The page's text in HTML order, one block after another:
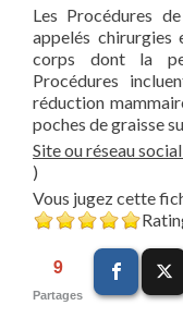
Les Procédures
appelés chirurgies
corps dont la
Procédures
réduction
poches de graisse
Site ou réseau
)
Vous jugez cette
9
Partages